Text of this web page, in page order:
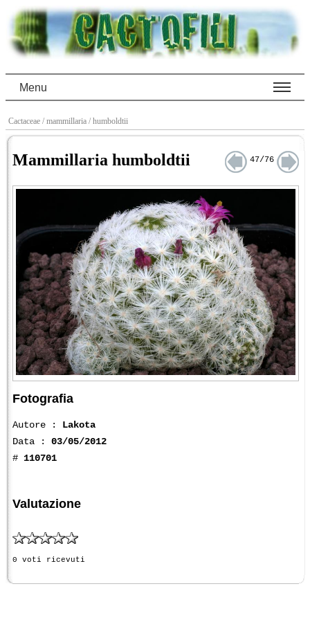
Menu
Cactaceae / mammillaria / humboldtii
Mammillaria humboldtii 47/76
Fotografia
Autore : Lakota
Data : 03/05/2012
# 110701
Valutazione
0 voti ricevuti